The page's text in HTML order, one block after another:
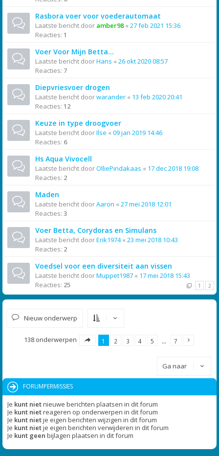
Rasbora voer voor voederautomaat
Laatste bericht door amber98« 27 feb 2021 15:36
Reacties: 1
Voer Voor Mijn Betta...
Laatste bericht doorHans « 26 okt 2020 08:57
Reacties: 7
Diepvriesvoer drogen
Laatste bericht doorwarander « 13 feb 2020 20:41
Reacties: 12
Keuze in type droogvoer
Laatste bericht doorIlse « 09 jan 2019 14:46
Reacties: 6
Hs Aqua Vivocell
Laatste bericht doorOlliePindakaas « 17 dec 2018 19:08
Reacties: 2
Maden
Laatste bericht doorAaron « 27 mei 2018 12:01
Reacties: 3
Voer Betta, Corydoras en Simulans
Laatste bericht doorErik1974« 23 mei 2018 10:43
Reacties: 2
Voedsel voor een diversiteit aan vissen
Laatste bericht doorMuppet1987 « 17 mei 2018 15:43
Reacties: 25 1 2
Nieuw onderwerp
138 onderwerpen 1 2 3 4 5 … 7
Ga naar
FORUMPERMISSIES
Je kunt nietnieuwe berichten plaatsen in dit forum
Je kunt nietreageren op onderwerpen in dit forum
Je kunt nietje eigen berichten wijzigen in dit forum
Je kunt nietje eigen berichten verwijderen in dit forum
Je kunt geen bijlagen plaatsen in dit forum